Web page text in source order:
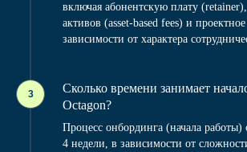
включая абонентскую плату
активов (asset-based fees) и
зависимости от характера
Сколько времени занимает
Octagon?
Процесс онбординга (начала
4 недели, в зависимости от